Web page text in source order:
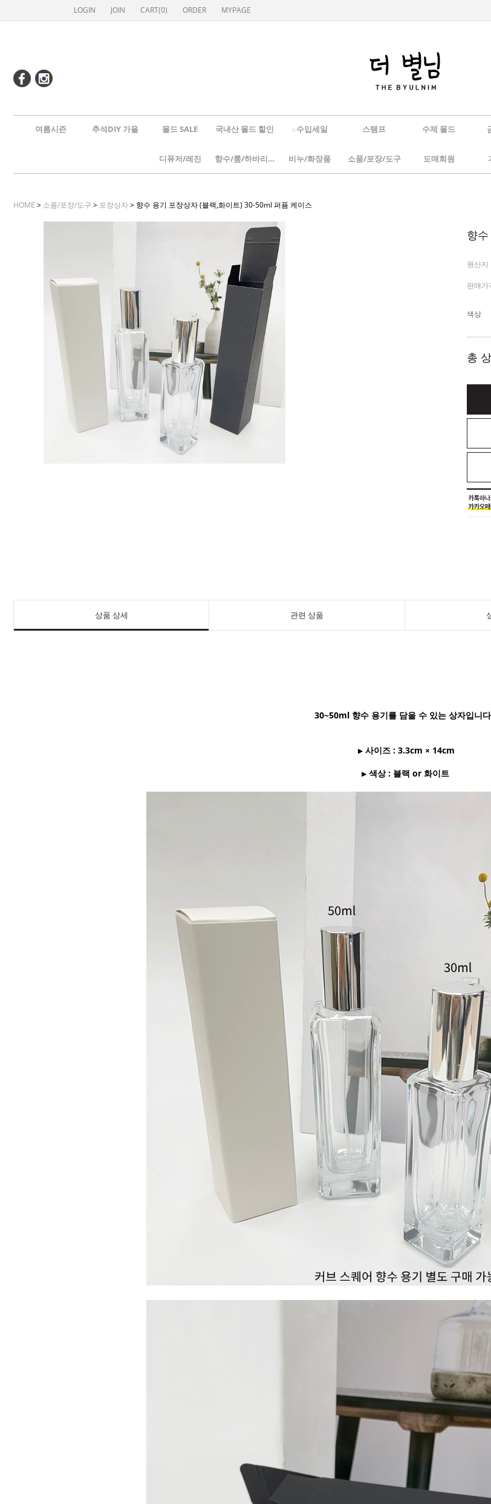
LOGIN JOIN CART(0) ORDER MYPAGE
여름시즌 추석DIY 가을 몰드 SALE 국내산 몰드 할인 ☆수입세일 스탬프 수제 몰드
디퓨저/레진 향수/룸/하바리움 비누/화장품 소품/포장/도구 도매회원
HOME > 소품/포장/도구 > 포장상자> 향수 용기 포장상자 (블랙,화이트) 30-50ml 퍼퓸 케이스
향
원산지
판매가
색상
총
상품 상세 관련 상품
30~50ml 향수 용기를 담을 수 있는 상자입니
▶ 사이즈 : 3.3cm × 14cm
▶ 색상 : 블랙 or 화이트